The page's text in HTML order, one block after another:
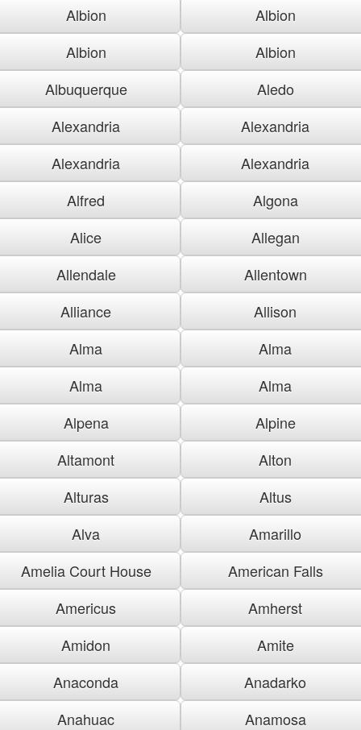
Albion
Albion
Albion
Albion
Albuquerque
Aledo
Alexandria
Alexandria
Alexandria
Alexandria
Alfred
Algona
Alice
Allegan
Allendale
Allentown
Alliance
Allison
Alma
Alma
Alma
Alma
Alpena
Alpine
Altamont
Alton
Alturas
Altus
Alva
Amarillo
Amelia Court House
American Falls
Americus
Amherst
Amidon
Amite
Anaconda
Anadarko
Anahuac
Anamosa